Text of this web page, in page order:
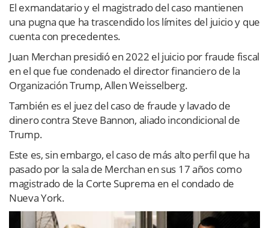
El exmandatario y el magistrado del caso mantienen
una pugna que ha trascendido los límites del juicio y que
cuenta con precedentes.
Juan Merchan presidió en 2022 el juicio por fraude fiscal
en el que fue condenado el director financiero de la
Organización Trump, Allen Weisselberg.
También es el juez del caso de fraude y lavado de
dinero contra Steve Bannon, aliado incondicional de
Trump.
Este es, sin embargo, el caso de más alto perfil que ha
pasado por la sala de Merchan en sus 17 años como
magistrado de la Corte Suprema en el condado de
Nueva York.